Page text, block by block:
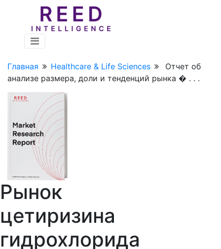
Главная Healthcare & Life Sciences
Отчет об
анализе размера, доли и тенденций рынка � . . .
Рынок
цетиризина
гидрохлорида